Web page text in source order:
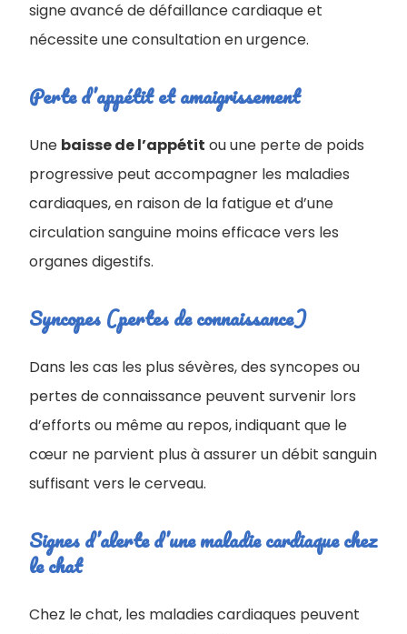
signe avancé de défaillance cardiaque et
nécessite une consultation en urgence.
Perte d’appétit et amaigrissement
Une baisse de l’appétit ou une perte de poids
progressive peut accompagner les maladies
cardiaques, en raison de la fatigue et d’une
circulation sanguine moins efficace vers les
organes digestifs.
Syncopes (pertes de connaissance)
Dans les cas les plus sévères, des syncopes ou
pertes de connaissance peuvent survenir lors
d’efforts ou même au repos, indiquant que le
cœur ne parvient plus à assurer un débit sanguin
suffisant vers le cerveau.
Signes d’alerte d’une maladie cardiaque chez
le chat
Chez le chat, les maladies cardiaques peuvent